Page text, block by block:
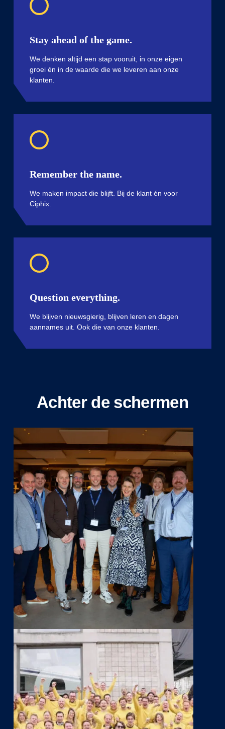
Stay ahead of the game.
We denken altijd een stap vooruit, in onze eigen
groei én in de waarde die we leveren aan onze
klanten.
Remember the name.
We maken impact die blijft. Bij de klant én voor
Ciphix.
Question everything.
We blijven nieuwsgierig, blijven leren en dagen
aannames uit. Ook die van onze klanten.
Achter de schermen
Play Video